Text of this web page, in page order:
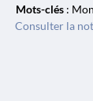
Mots-clés:
Consulter la